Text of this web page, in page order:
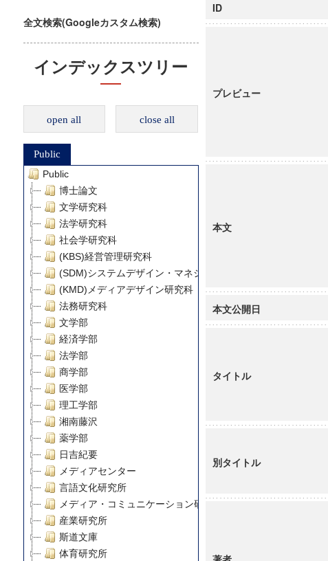
全文検索(Googleカスタム検索)
インデックスツリー
open all close all
Public
Public
博士論文
文学研究科
法学研究科
社会学研究科
(KBS)経営管理研究科
(SDM)システムデザイン・マネジメント研究科
(KMD)メディアデザイン研究科
法務研究科
文学部
経済学部
法学部
商学部
医学部
理工学部
湘南藤沢
薬学部
日吉紀要
メディアセンター
言語文化研究所
メディア・コミュニケーション研究所
産業研究所
斯道文庫
体育研究所
ID
プレビュー
本文
本文公開日
タイトル
別タイトル